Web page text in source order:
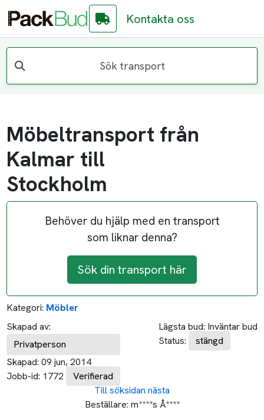
Kontakta oss
Sök transport
Möbeltransport från
Kalmar till
Stockholm
Behöver du hjälp med en transport
som liknar denna?
Sök din transport här
Kategori: Möbler
Skapad av:
Privatperson
Skapad: 09 jun, 2014
Jobb-id: 1772 Verifierad
Lägsta bud: Inväntar bud
Status:
stängd
Till söksidan nästa
Beställare: m****s Å****